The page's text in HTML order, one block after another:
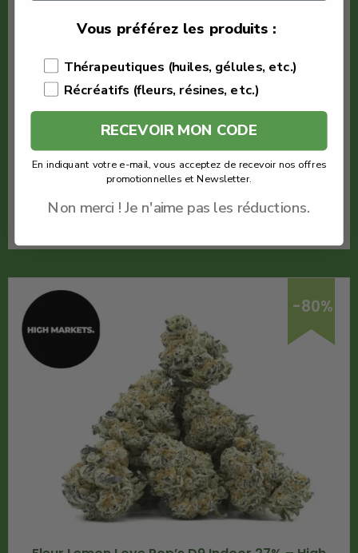
€6.00
High Market
Fleur Hawaiian
Quantité : 1g
Meilleur THV+
Voir le produit
En savoir plus
-80%
Vous préférez les produits :
Thérapeutiques (huiles, gélules, etc.)
Récréatifs (fleurs, résines, etc.)
RECEVOIR MON CODE
En indiquant votre e-mail, vous acceptez de recevoir nos offres
promotionnelles et Newsletter.
Non merci ! Je n'aime pas les réductions.